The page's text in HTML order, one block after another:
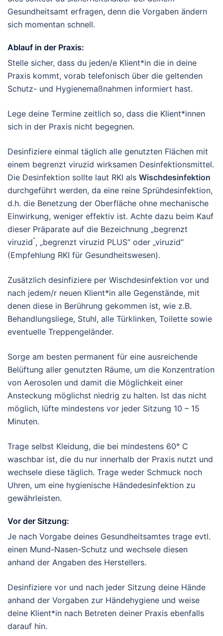
Gesundheitsamt erfragen, denn die Vorgaben ändern
sich momentan schnell.
Ablauf in der Praxis:
Stelle sicher, dass du jeden/e Klient*in die in deine
Praxis kommt, vorab telefonisch über die geltenden
Schutz- und Hygienemaßnahmen informiert hast.
Lege deine Termine zeitlich so, dass die Klient*innen
sich in der Praxis nicht begegnen.
Desinfiziere einmal täglich alle genutzten Flächen mit
einem begrenzt viruzid wirksamen Desinfektionsmittel.
Die Desinfektion sollte laut RKI als Wischdesinfektion
durchgeführt werden, da eine reine Sprühdesinfektion,
d.h. die Benetzung der Oberfläche ohne mechanische
Einwirkung, weniger effektiv ist. Achte dazu beim Kauf
dieser Präparate auf die Bezeichnung „begrenzt
viruzid“, „begrenzt viruzid PLUS“ oder „viruzid“
(Empfehlung RKI für Gesundheitswesen).
Zusätzlich desinfiziere per Wischdesinfektion vor und
nach jedem/r neuen Klient*in alle Gegenstände, mit
denen diese in Berührung gekommen ist, wie z.B.
Behandlungsliege, Stuhl, alle Türklinken, Toilette sowie
eventuelle Treppengeländer.
Sorge am besten permanent für eine ausreichende
Belüftung aller genutzten Räume, um die Konzentration
von Aerosolen und damit die Möglichkeit einer
Ansteckung möglichst niedrig zu halten. Ist das nicht
möglich, lüfte mindestens vor jeder Sitzung 10 – 15
Minuten.
Trage selbst Kleidung, die bei mindestens 60° C
waschbar ist, die du nur innerhalb der Praxis nutzt und
wechsele diese täglich. Trage weder Schmuck noch
Uhren, um eine hygienische Händedesinfektion zu
gewährleisten.
Vor der Sitzung:
Je nach Vorgabe deines Gesundheitsamtes trage evtl.
einen Mund-Nasen-Schutz und wechsele diesen
anhand der Angaben des Herstellers.
Desinfiziere vor und nach jeder Sitzung deine Hände
anhand der Vorgaben zur Händehygiene und weise
deine Klient*in nach Betreten deiner Praxis ebenfalls
darauf hin.